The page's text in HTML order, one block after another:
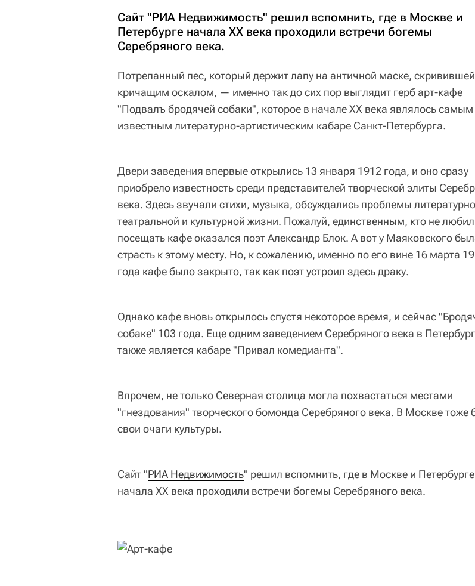
Сайт "РИА Недвижимость" решил вспомнить, где в Москве и
Петербурге начала XX века проходили встречи богемы
Серебряного века.
Потрепанный пес, который держит лапу на античной маске,
кричащим оскалом, — именно так до сих пор выглядит герб арт-кафе
"Подвалъ бродячей собаки", которое в начале XX века являлось самым
известным литературно-артистическим кабаре Санкт-Петербурга.
Двери заведения впервые открылись 13 января 1912 года, и оно сразу
приобрело известность среди представителей творческой элиты
века. Здесь звучали стихи, музыка, обсуждались проблемы
театральной и культурной жизни. Пожалуй, единственным, кто не любил
посещать кафе оказался поэт Александр Блок. А вот у Маяковского
страсть к этому месту. Но, к сожалению, именно по его вине 16 марта
года кафе было закрыто, так как поэт устроил здесь драку.
Однако кафе вновь открылось спустя некоторое время, и сейчас
собаке" 103 года. Еще одним заведением Серебряного века в
также является кабаре "Привал комедианта".
Впрочем, не только Северная столица могла похвастаться местами
"гнездования" творческого бомонда Серебряного века. В Москве тоже
свои очаги культуры.
Сайт "РИА Недвижимость" решил вспомнить, где в Москве и Петербурге
начала XX века проходили встречи богемы Серебряного века.